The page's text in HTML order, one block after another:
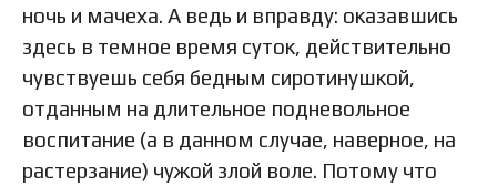
ночь и мачеха. А ведь и вправду: оказавшись
здесь в темное время суток, действительно
чувствуешь себя бедным сиротинушкой,
отданным на длительное подневольнoе
воспитание (а в данном случае, наверное, на
растерзание) чужой злой воле. Потому что